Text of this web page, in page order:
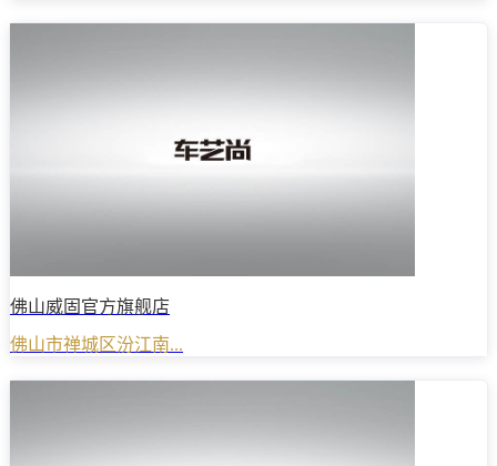
佛山威固官方旗舰店
佛山市禅城区汾江南...